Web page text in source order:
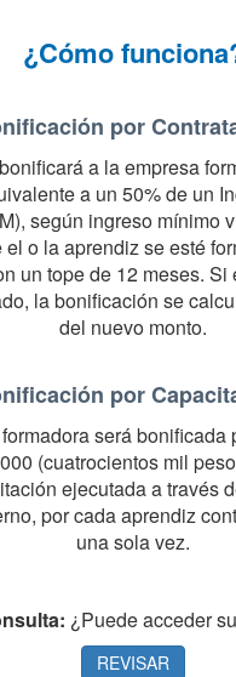
¿Cómo
por
a la empresa
a un 50% de un
según ingreso mínimo
el o la aprendiz se esté
un tope de 12 meses. Si
la bonificación se
del nuevo monto.
por
será bonificada
(cuatrocientos mil
ejecutada a través
por cada aprendiz
una sola vez.
¿Puede acceder
REVISAR